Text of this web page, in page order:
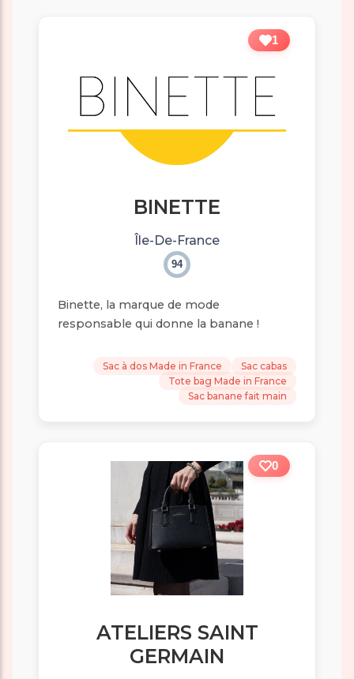
1
BINETTE
Île-De-France
94
Binette, la marque de mode
responsable qui donne la banane !
Sac à dos Made in France
Sac cabas
Tote bag Made in France
Sac banane fait main
0
ATELIERS SAINT
GERMAIN